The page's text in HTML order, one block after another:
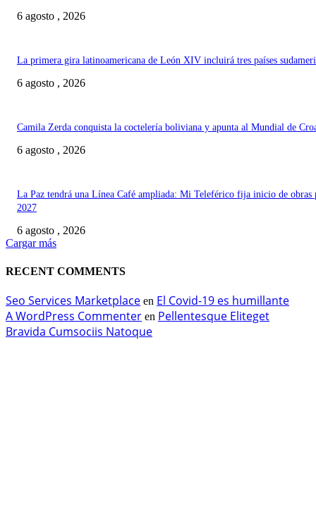
6 agosto , 2026
La primera gira latinoamericana de León XIV incluirá tres países
6 agosto , 2026
Camila Zerda conquista la coctelería boliviana y apunta al Mundial de
6 agosto , 2026
La Paz tendrá una Línea Café ampliada: Mi Teleférico fija inicio de obras
2027
6 agosto , 2026
Cargar más
RECENT COMMENTS
Seo Services Marketplace en El Covid-19 es humillante
A WordPress Commenter en Pellentesque Eliteget
Bravida Cumsociis Natoque